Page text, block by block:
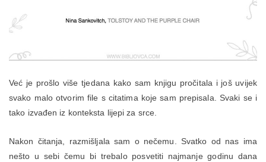
Već je prošlo više tjedana kako sam knjigu pročitala i još uvijek
svako malo otvorim file s citatima koje sam prepisala. Svaki se i
tako izvađen iz konteksta lijepi za srce.
Nakon čitanja, razmišljala sam o nečemu. Svatko od nas ima
nešto u sebi čemu bi trebalo posvetiti najmanje godinu dana